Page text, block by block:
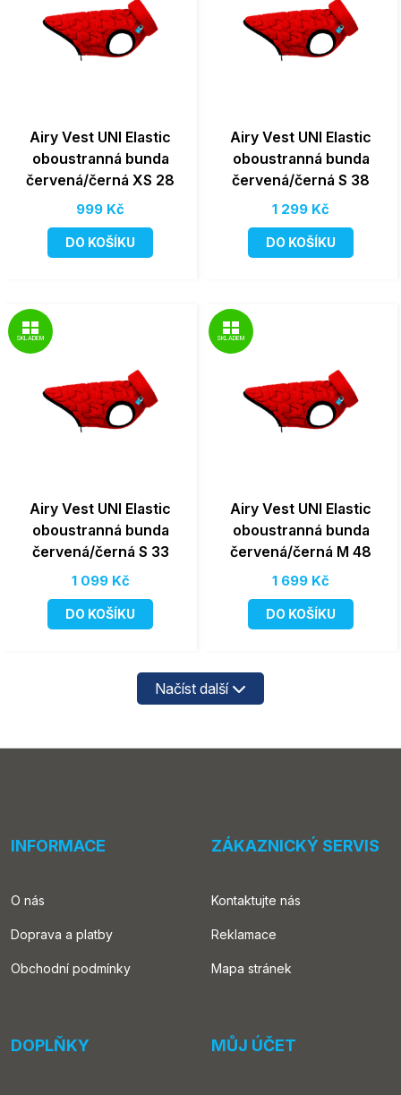
Airy Vest UNI Elastic
oboustranná bunda
červená/černá XS 28
999 Kč
DO KOŠÍKU
Airy Vest UNI Elastic
oboustranná bunda
červená/černá S 38
1 299 Kč
DO KOŠÍKU
SKLADEM
Airy Vest UNI Elastic
oboustranná bunda
červená/černá S 33
1 099 Kč
DO KOŠÍKU
SKLADEM
Airy Vest UNI Elastic
oboustranná bunda
červená/černá M 48
1 699 Kč
DO KOŠÍKU
Načíst další
INFORMACE
O nás
Doprava a platby
Obchodní podmínky
ZÁKAZNICKÝ SERVIS
Kontaktujte nás
Reklamace
Mapa stránek
DOPLŇKY MŮJ ÚČET